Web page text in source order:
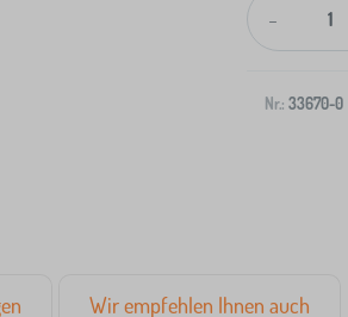
-
Nr.: 33670-0
Wir empfehlen Ihnen auch